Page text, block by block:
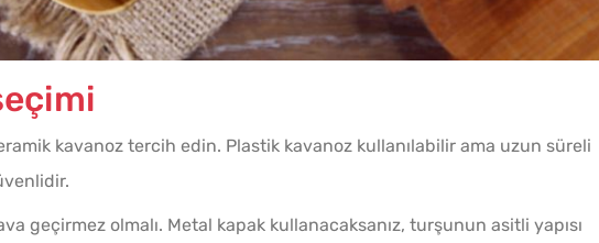
kavanoz tercih edin. Plastik kavanoz kullanılabilir ama uzun süreli
geçirmez olmalı. Metal kapak kullanacaksanız, turşunun asitli yapısı